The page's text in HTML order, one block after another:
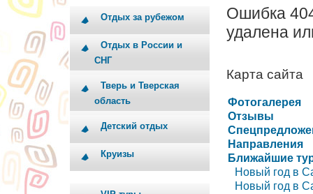
Отдых за рубежом
Отдых в России и
СНГ
Тверь и Тверская
область
Детский отдых
Круизы
Ошибка
удалена
Карта сайта
Фотогалерея
Отзывы
Направления
Ближайшие
Новый год в
Новый год в